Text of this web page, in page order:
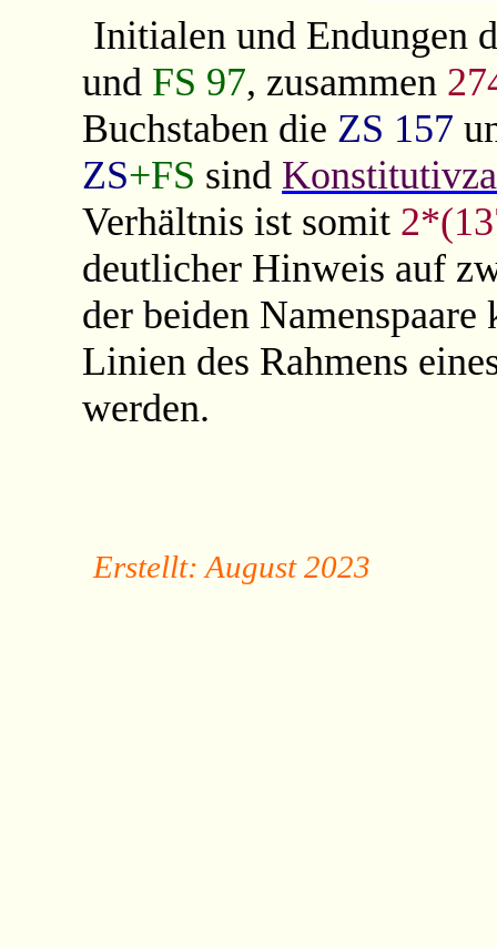
Initialen und Endungen
und FS 97, zusammen
Buchstaben die ZS 157
ZS+FS sind
Verhältnis ist somit
deutlicher Hinweis auf
der beiden
Linien des Rahmens
werden.
Erstellt: August 2023